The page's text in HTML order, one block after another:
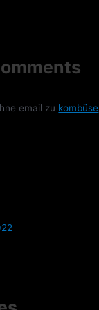
email zu kombüse